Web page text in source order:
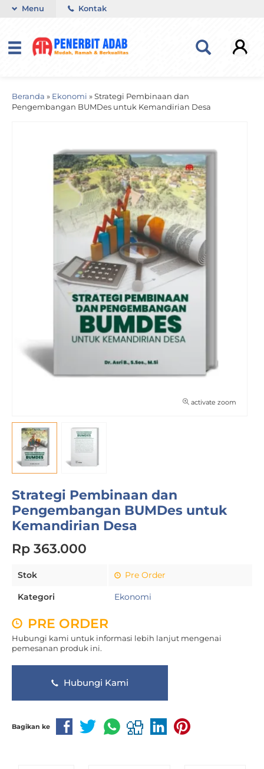
Menu Kontak
Beranda » Ekonomi » Strategi Pembinaan dan
Pengembangan BUMDes untuk Kemandirian Desa
activate zoom
Strategi Pembinaan dan
Pengembangan BUMDes untuk
Kemandirian Desa
Rp 363.000
Stok Pre Order
Kategori Ekonomi
PRE ORDER
Hubungi kami untuk informasi lebih lanjut mengenai
pemesanan produk ini.
Hubungi Kami
Bagikan ke